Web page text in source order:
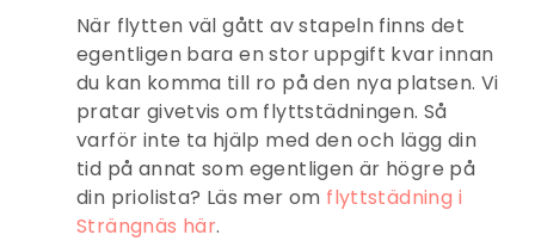
När flytten väl gått av stapeln finns det
egentligen bara en stor uppgift kvar innan
du kan komma till ro på den nya platsen. Vi
pratar givetvis om flyttstädningen. Så
varför inte ta hjälp med den och lägg din
tid på annat som egentligen är högre på
din priolista? Läs mer om flyttstädning i
Strängnäs här.